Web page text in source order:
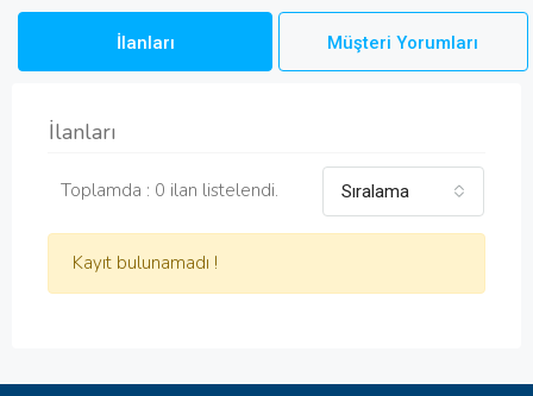
İlanları Müşteri Yorumları
İlanları
Toplamda : 0 ilan listelendi. Sıralama
Kayıt bulunamadı !